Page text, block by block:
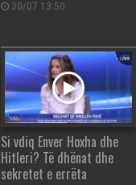
30/07 13:50
Si vdiq Enver Hoxha dhe
Hitleri? Të dhënat dhe
sekretet e errëta